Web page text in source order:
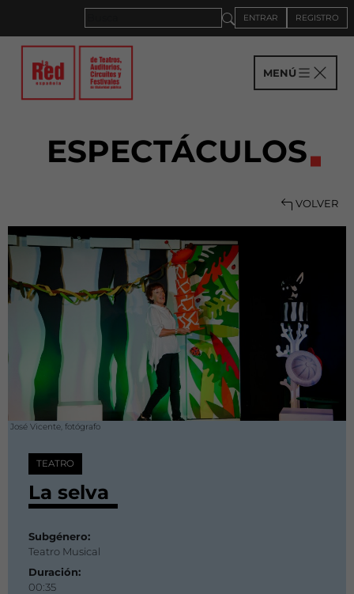
ENTRAR REGISTRO
MENÚ
ESPECTÁCULOS
VOLVER
José Vicente, fotógrafo
TEATRO
La selva
Subgénero:
Teatro Musical
Duración:
00:35